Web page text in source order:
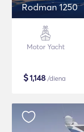
Rodman 1250
Motor Yacht
$1,148 /diena